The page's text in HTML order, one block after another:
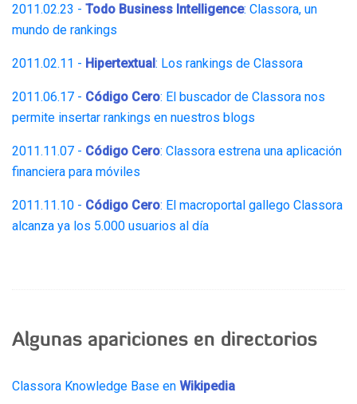
2011.02.23 - Todo Business Intelligence: Classora, un
mundo de rankings
2011.02.11 - Hipertextual: Los rankings de Classora
2011.06.17 - Código Cero: El buscador de Classora nos
permite insertar rankings en nuestros blogs
2011.11.07 - Código Cero: Classora estrena una aplicación
financiera para móviles
2011.11.10 - Código Cero: El macroportal gallego Classora
alcanza ya los 5.000 usuarios al día
Algunas apariciones en directorios
Classora Knowledge Base en Wikipedia